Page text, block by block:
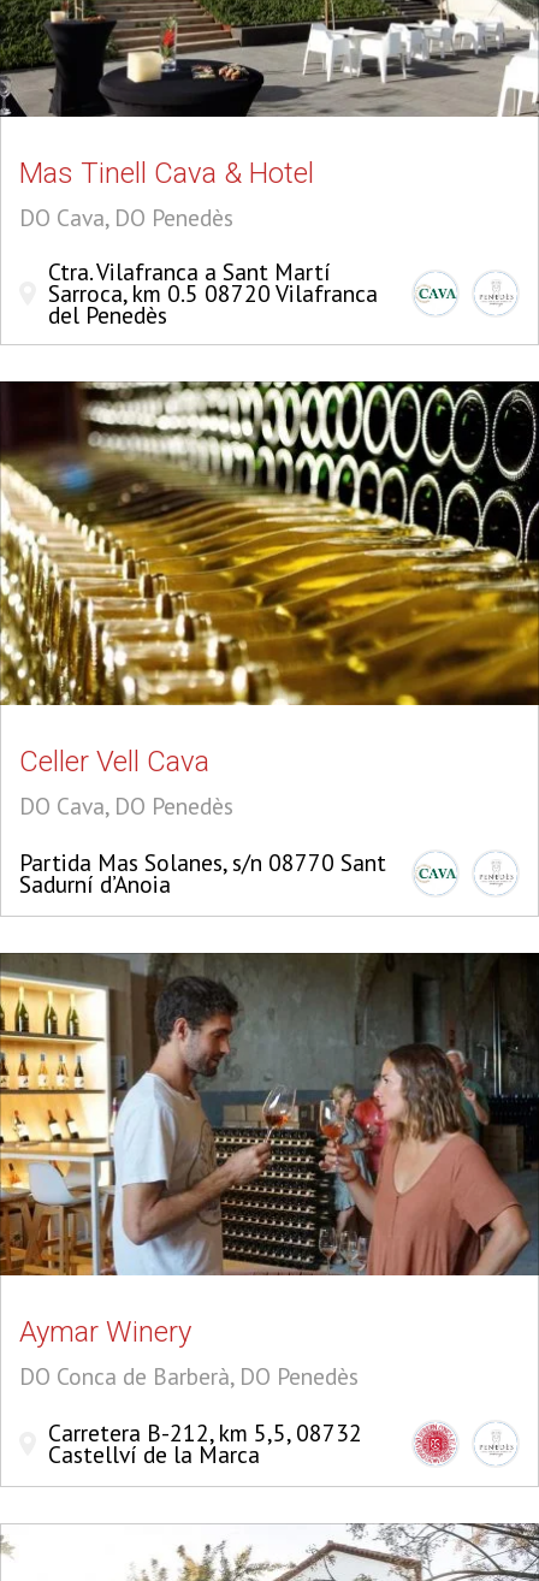
Mas Tinell Cava & Hotel
DO Cava, DO Penedès
Ctra. Vilafranca a Sant Martí
Sarroca, km 0.5 08720 Vilafranca
del Penedès
Celler Vell Cava
DO Cava, DO Penedès
Partida Mas Solanes, s/n 08770 Sant
Sadurní d’Anoia
Aymar Winery
DO Conca de Barberà, DO Penedès
Carretera B-212, km 5,5, 08732
Castellví de la Marca